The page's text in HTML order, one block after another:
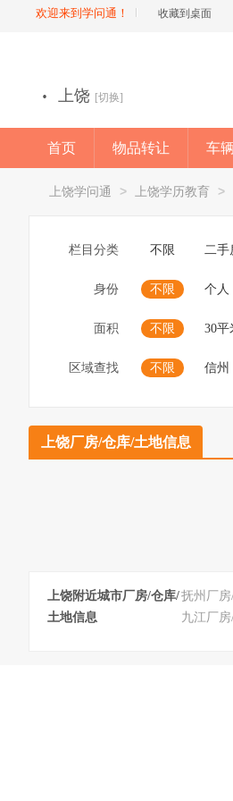
欢迎来到学问通！ 收藏到桌面
· 上饶 [切换]
首页 物品转让 车
店铺
上饶学问通 > 上饶学历教育 >
栏目分类 不限 二手
身份 不限 个人
面积 不限 30平
区域查找 不限 信州
上饶厂房/仓库/土地信息
上饶附近城市厂房/仓库/
土地信息
抚州厂
九江厂